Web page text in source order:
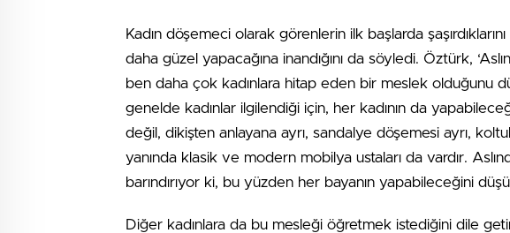
Kadın döşemeci olarak görenlerin ilk başlarda
daha güzel yapacağına inandığını da söyledi. Öztürk,
ben daha çok kadınlara hitap eden bir meslek olduğunu
genelde kadınlar ilgilendiği için, her kadının da
değil, dikişten anlayana ayrı, sandalye döşemesi ayrı,
yanında klasik ve modern mobilya ustaları da vardır.
barındırıyor ki, bu yüzden her bayanın yapabileceğini
Diğer kadınlara da bu mesleği öğretmek istediğini dile